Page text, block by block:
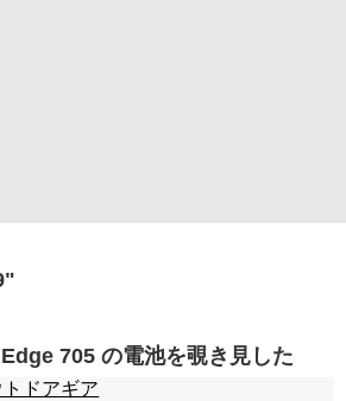
"
705 の電池を覗き見した
トドアギア